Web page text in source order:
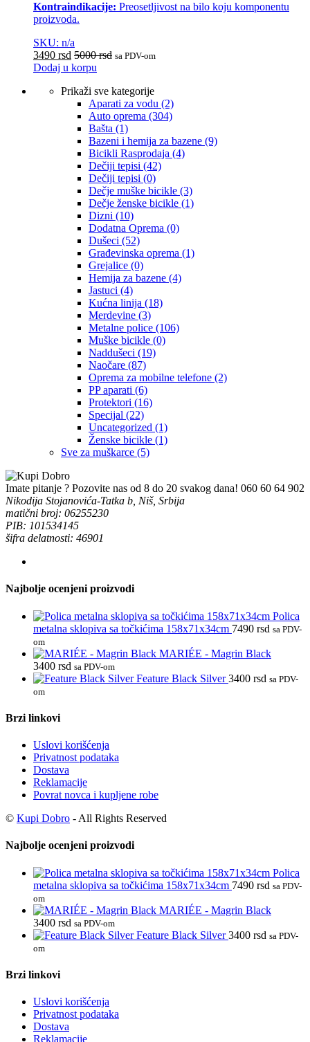
Kontraindikacije: Preosetljivost na bilo koju komponentu
proizvoda.
SKU: n/a
3490 rsd 5000rsd sa PDV-om
Dodaj u korpu
Prikaži sve kategorije
Aparati za vodu (2)
Auto oprema (304)
Bašta (1)
Bazeni i hemija za bazene (9)
Bicikli Rasprodaja (4)
Dečiji tepisi (42)
Dečiji tepisi (0)
Dečje muške bicikle (3)
Dečje ženske bicikle (1)
Dizni (10)
Dodatna Oprema (0)
Dušeci (52)
Građevinska oprema (1)
Grejalice (0)
Hemija za bazene (4)
Jastuci (4)
Kućna linija (18)
Merdevine (3)
Metalne police (106)
Muške bicikle (0)
Naddušeci (19)
Naočare (87)
Oprema za mobilne telefone (2)
PP aparati (6)
Protektori (16)
Specijal (22)
Uncategorized (1)
Ženske bicikle (1)
Sve za muškarce (5)
Imate pitanje ? Pozovite nas od 8 do 20 svakog dana! 060 60 64 902
Nikodija Stojanovića-Tatka b, Niš, Srbija
matični broj: 06255230
PIB: 101534145
šifra delatnosti: 46901
Najbolje ocenjeni proizvodi
Polica
metalna sklopiva sa točkićima 158x71x34cm 7490 rsd sa PDV-
om
MARIÉE - Magrin Black
3400 rsd sa PDV-om
Feature Black Silver 3400 rsd sa PDV-
om
Brzi linkovi
Uslovi korišćenja
Privatnost podataka
Dostava
Reklamacije
Povrat novca i kupljene robe
© Kupi Dobro - All Rights Reserved
Najbolje ocenjeni proizvodi
Polica
metalna sklopiva sa točkićima 158x71x34cm 7490 rsd sa PDV-
om
MARIÉE - Magrin Black
3400 rsd sa PDV-om
Feature Black Silver 3400 rsd sa PDV-
om
Brzi linkovi
Uslovi korišćenja
Privatnost podataka
Dostava
Reklamacije